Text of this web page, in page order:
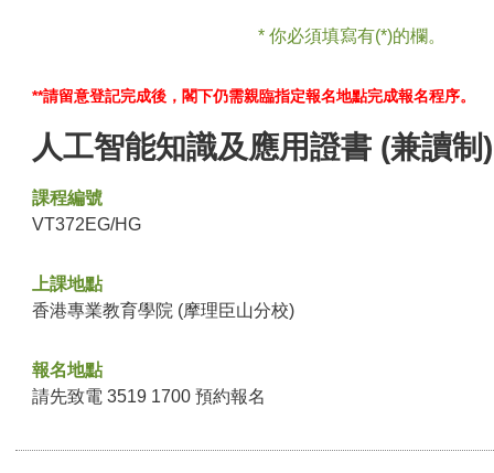
* 你必須填寫有(*)的欄。
**請留意登記完成後，閣下仍需親臨指定報名地點完成報名程序。
人工智能知識及應用證書 (兼讀制)
課程編號
VT372EG/HG
上課地點
香港專業教育學院 (摩理臣山分校)
報名地點
請先致電 3519 1700 預約報名